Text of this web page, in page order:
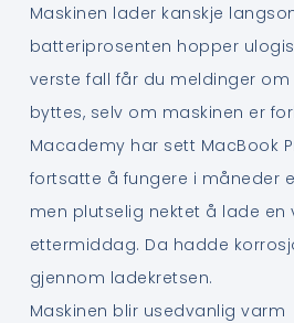
Maskinen lader kanskje
batteriprosenten hopper
verste fall får du meldinger
byttes, selv om maskinen er
Macademy har sett MacBook
fortsatte å fungere i måneder
men plutselig nektet å lade en
ettermiddag. Da hadde
gjennom ladekretsen.
Maskinen blir usedvanlig varm